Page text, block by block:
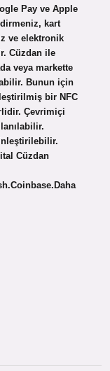
Pay ve Apple
kart
ve elektronik
Cüzdan ile
veya markette
Bunun için
bir NFC
Çevrimiçi
Cüzdan